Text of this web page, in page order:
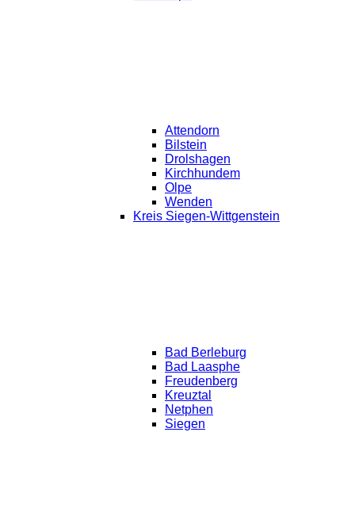
Attendorn
Bilstein
Drolshagen
Kirchhundem
Olpe
Wenden
Kreis Siegen-Wittgenstein
Bad Berleburg
Bad Laasphe
Freudenberg
Kreuztal
Netphen
Siegen